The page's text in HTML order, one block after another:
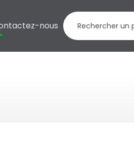
nous